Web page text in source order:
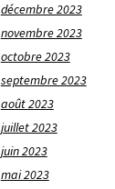
décembre 2023
novembre 2023
octobre 2023
septembre 2023
août 2023
juillet 2023
juin 2023
mai 2023